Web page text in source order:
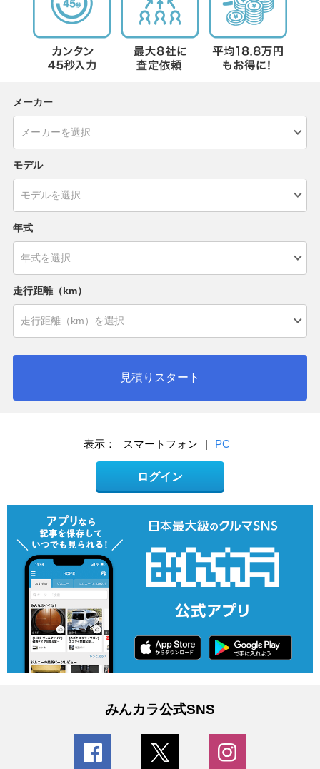
メーカー
モデル
年式
走行距離（km）
見積りスタート
表示： スマートフォン | PC
ログイン
みんカラ公式SNS